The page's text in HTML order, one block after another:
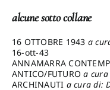
alcune sotto collane
16 OTTOBRE 1943 a
Pezzetti Marcello
16-ott-43
ANNAMARRA
ANTICO/FUTUROa
Varagnoli Claudio
ARCHINAUTI a cura di: